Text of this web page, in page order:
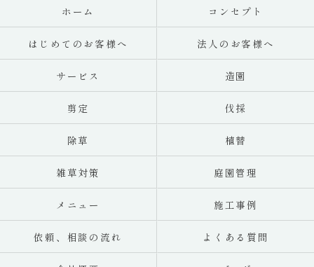
ホーム コンセプト
はじめてのお客様へ 法人のお客様へ
サービス 造園
剪定 伐採
除草 植替
雑草対策 庭園管理
メニュー 施工事例
依頼、相談の流れ よくある質問